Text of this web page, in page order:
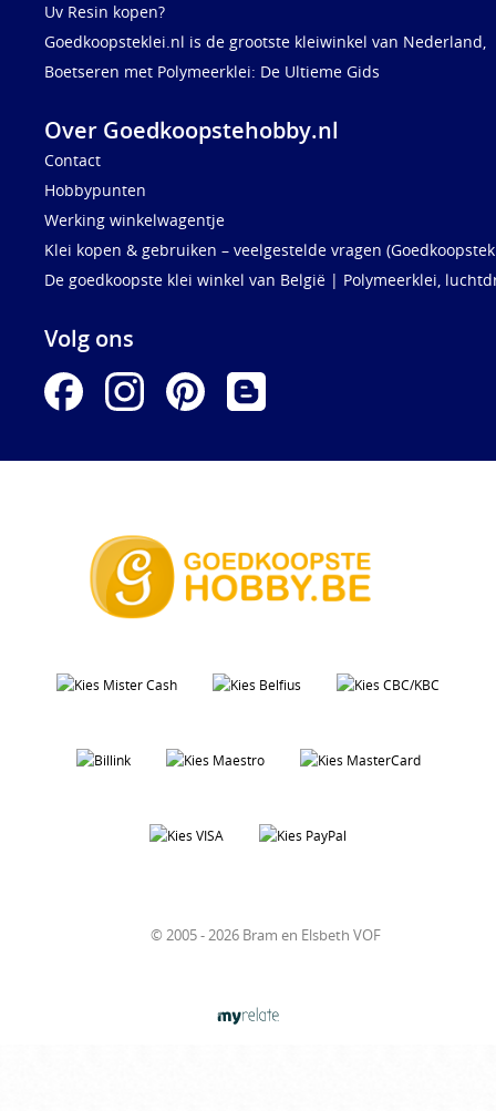
Uv Resin kopen?
Goedkoopsteklei.nl is de grootste kleiwinkel van Nederland,
Boetseren met Polymeerklei: De Ultieme Gids
Over Goedkoopstehobby.nl
Contact
Hobbypunten
Werking winkelwagentje
Klei kopen & gebruiken – veelgestelde vragen
De goedkoopste klei winkel van België | Polymeerklei,
Volg ons
© 2005 - 2026 Bram en Elsbeth VOF